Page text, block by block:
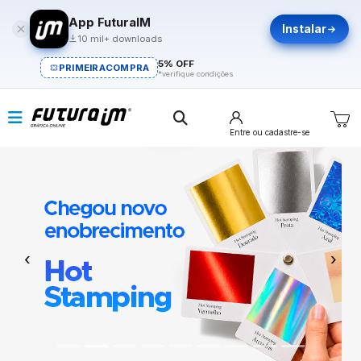
App FuturaIM
10 mil+ downloads
Instalar
PRIMEIRACOMPRA 5% OFF
*verifique condições
Entre ou cadastre-se
Previous Next